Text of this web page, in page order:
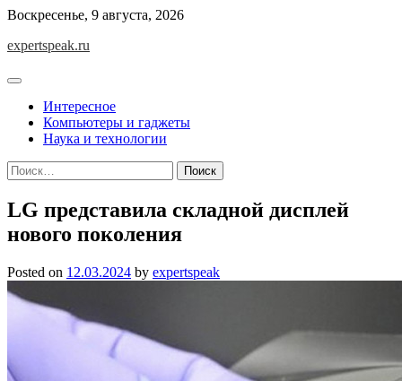
Skip
content
Воскресенье, 9 августа, 2026
expertspeak.ru
Интересное
Компьютеры и гаджеты
Наука и технологии
Найти:
LG представила складной дисплей
нового поколения
Posted on 12.03.2024 by expertspeak